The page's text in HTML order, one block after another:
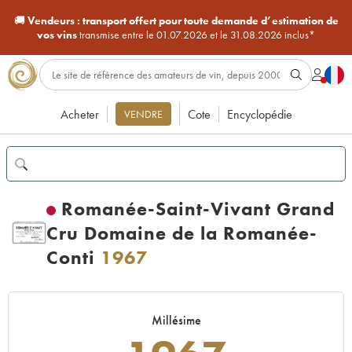
🚚Vendeurs : transport offert pour toute demande d’estimation de
vos vinstransmise entre le 01.07.2026 et le 31.08.2026 inclus*
Acheter VENDRE Cote Encyclopédie
Romanée-Saint-Vivant Grand
Cru Domaine de la Romanée-
Conti 1967
Millésime